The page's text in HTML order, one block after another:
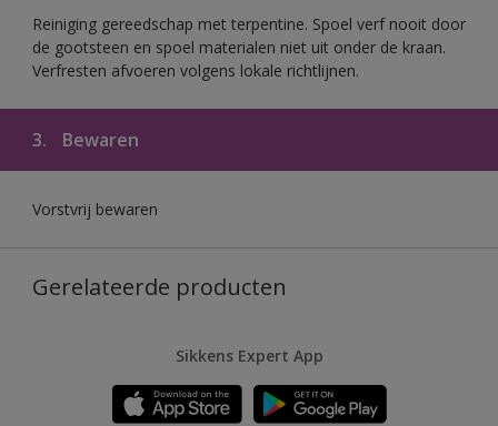
Reiniging gereedschap met terpentine. Spoel verf nooit door
de gootsteen en spoel materialen niet uit onder de kraan.
Verfresten afvoeren volgens lokale richtlijnen.
3. Bewaren
Vorstvrij bewaren
Gerelateerde producten
Sikkens Expert App